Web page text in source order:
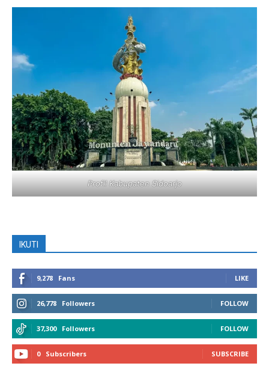
Profil Kabupaten Sidoarjo
IKUTI
9,278 Fans LIKE
26,778 Followers FOLLOW
37,300 Followers FOLLOW
0 Subscribers SUBSCRIBE